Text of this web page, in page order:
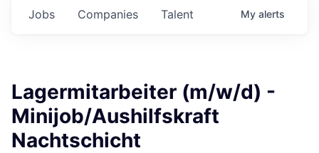
Jobs Companies Talent My alerts
Lagermitarbeiter (m/w/d) -
Minijob/Aushilfskraft
Nachtschicht